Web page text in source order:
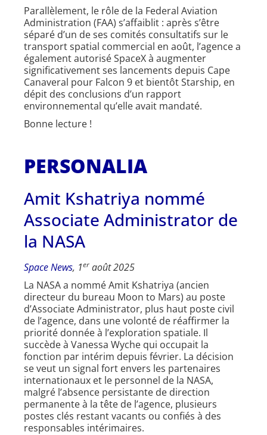
Parallèlement, le rôle de la Federal Aviation
Administration (FAA) s’affaiblit : après s’être
séparé d’un de ses comités consultatifs sur le
transport spatial commercial en août, l’agence a
également autorisé SpaceX à augmenter
significativement ses lancements depuis Cape
Canaveral pour Falcon 9 et bientôt Starship, en
dépit des conclusions d’un rapport
environnemental qu’elle avait mandaté.
Bonne lecture !
PERSONALIA
Amit Kshatriya nommé
Associate Administrator de
la NASA
Space News, 1er août 2025
La NASA a nommé Amit Kshatriya (ancien
directeur du bureau Moon to Mars) au poste
d’Associate Administrator, plus haut poste civil
de l’agence, dans une volonté de réaffirmer la
priorité donnée à l’exploration spatiale. Il
succède à Vanessa Wyche qui occupait la
fonction par intérim depuis février. La décision
se veut un signal fort envers les partenaires
internationaux et le personnel de la NASA,
malgré l’absence persistante de direction
permanente à la tête de l’agence, plusieurs
postes clés restant vacants ou confiés à des
responsables intérimaires.